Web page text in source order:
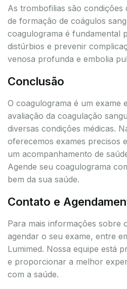
As trombofilias são condições
de formação de coágulos
coagulograma é fundamental
distúrbios e prevenir
venosa profunda e embolia
Conclusão
O coagulograma é um exame
avaliação da coagulação
diversas condições médicas.
oferecemos exames precisos
um acompanhamento de
Agende seu coagulograma
bem da sua saúde.
Contato e
Para mais informações sobre
agendar o seu exame, entre
Lumimed. Nossa equipe está
e proporcionar a melhor
com a saúde.